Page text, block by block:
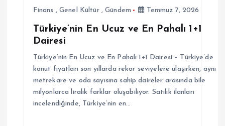
Finans ,Genel Kültür,Gündem Temmuz 7, 2026
Türkiye’nin En Ucuz ve En Pahalı 1+1
Dairesi
Türkiye’nin En Ucuz ve En Pahalı 1+1 Dairesi – Türkiye’de
konut fiyatları son yıllarda rekor seviyelere ulaşırken, aynı
metrekare ve oda sayısına sahip daireler arasında bile
milyonlarca liralık farklar oluşabiliyor. Satılık ilanları
incelendiğinde, Türkiye’nin en…